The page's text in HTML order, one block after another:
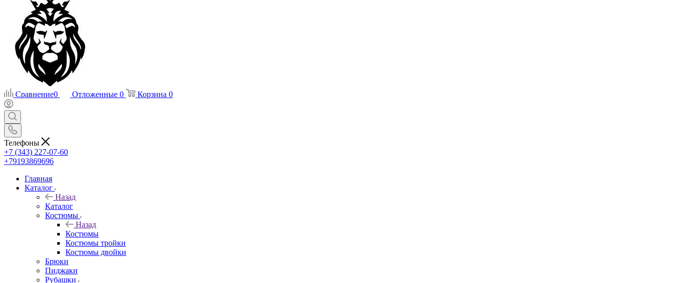
Сравнение0 Отложенные 0 Корзина 0
Телефоны
+7 (343) 227-07-60
+79193869696
Главная
Каталог
Назад
Каталог
Костюмы
Назад
Костюмы
Костюмы тройки
Костюмы двойки
Брюки
Пиджаки
Рубашки